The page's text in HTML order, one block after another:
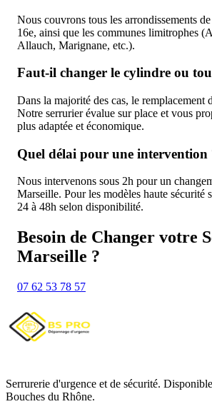
Nous couvrons tous les arrondissements
16e, ainsi que les communes limitrophes
Allauch, Marignane, etc.).
Faut-il changer le cylindre ou
Dans la majorité des cas, le remplacement
Notre serrurier évalue sur place et vous
plus adaptée et économique.
Quel délai pour une intervention
Nous intervenons sous 2h pour un
Marseille. Pour les modèles haute sécurité
24 à 48h selon disponibilité.
Besoin de Changer votre
Marseille ?
07 62 53 78 57
Serrurerie d'urgence et de sécurité.
Bouches du Rhône.